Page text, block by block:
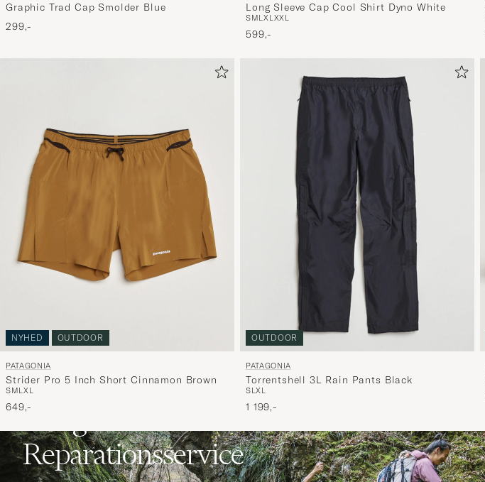
Graphic Trad Cap Smolder Blue
299,-
Long Sleeve Cap Cool Shirt Dyno White
SMLXLXXL
599,-
NYHED OUTDOOR
PATAGONIA
Strider Pro 5 Inch Short Cinnamon Brown
SMLXL
649,-
OUTDOOR
PATAGONIA
Torrentshell 3L Rain Pants Black
SLXL
1 199,-
Patagonia -
Reparationsservice
OPDAG